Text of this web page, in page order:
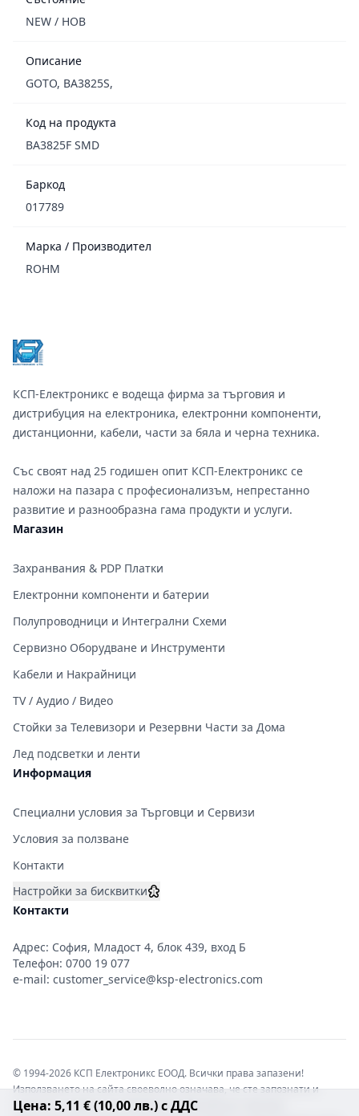
Цена: 5,11 € (10,00 лв.) с ДДС
NEW / НОВ
Описание
GOTO, BA3825S,
Код на продукта
BA3825F SMD
Баркод
017789
Марка / Производител
ROHM
КСП-Електроникс е водеща фирма за търговия и
дистрибуция на електроника, електронни компоненти,
дистанционни, кабели, части за бяла и черна техника.
Със своят над 25 годишен опит КСП-Електроникс се
наложи на пазара с професионализъм, непрестанно
развитие и разнообразна гама продукти и услуги.
Магазин
Захранвания & PDP Платки
Електронни компоненти и батерии
Полупроводници и Интегрални Схеми
Сервизно Оборудване и Инструменти
Кабели и Накрайници
TV / Аудио / Видео
Стойки за Телевизори и Резервни Части за Дома
Лед подсветки и ленти
Информация
Специални условия за Търговци и Сервизи
Условия за ползване
Контакти
Настройки за бисквитки
Контакти
Адрес: София, Младост 4, блок 439, вход Б
Телефон: 0700 19 077
e-mail: customer_service@ksp-electronics.com
© 1994-2026 КСП Електроникс ЕООД. Всички права запазени!
Използването на сайта своеволно означава, че сте запознати и
съгласни с правната информация обвързваща софтуера.